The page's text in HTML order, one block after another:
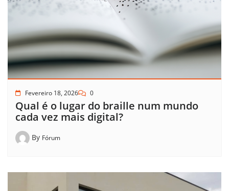
Fevereiro 18, 2026 0
Qual é o lugar do braille num mundo
cada vez mais digital?
By Fórum